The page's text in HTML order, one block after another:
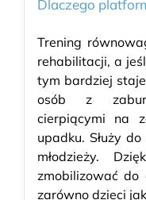
Dlaczego
Trening
rehabilitacji, a
tym bardziej
osób z
cierpiącymi na
upadku. Służy
młodzieży.
zmobilizować
zarówno dzieci